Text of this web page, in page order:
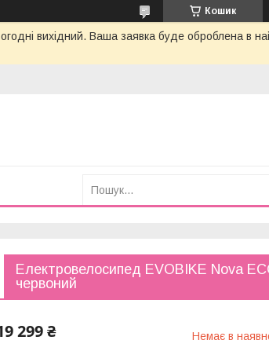
Кошик
вихідний. Ваша заявка буде оброблена в
Електровелосипед EVOBIKE Nova
червоний
299 ₴ Немає в